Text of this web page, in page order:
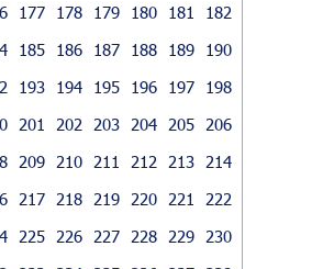
177 178 179 180 181
182
185 186 187 188 189
190
193 194 195 196 197
198
201 202 203 204 205
206
209 210 211 212 213
214
217 218 219 220 221
222
225 226 227 228 229
230